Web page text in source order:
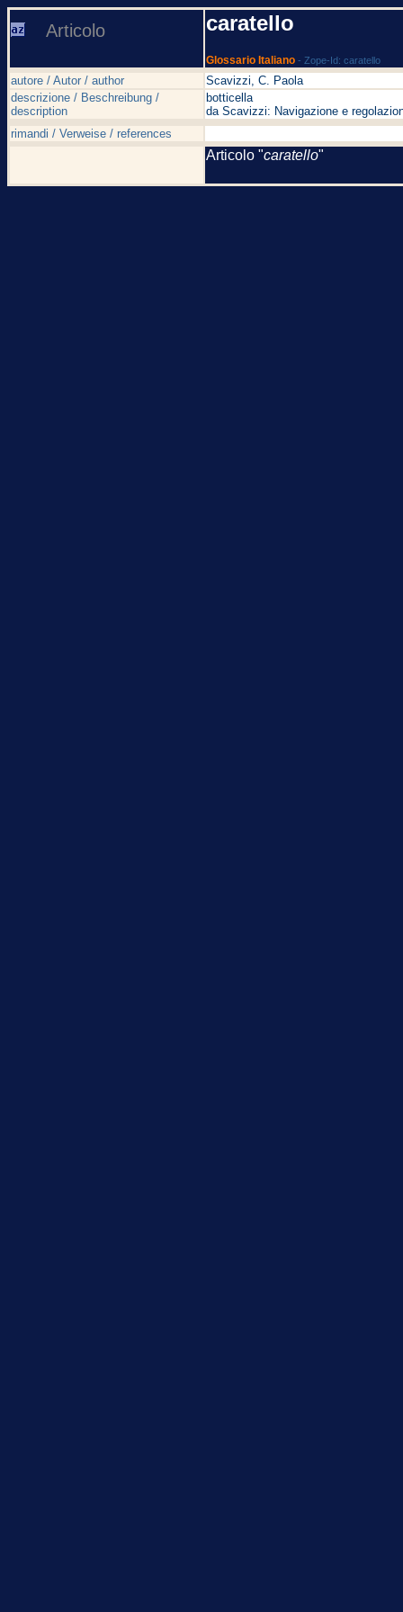
Articolo caratello
Glossario Italiano - Zope-Id: caratello
autore / Autor / author
Scavizzi, C. Paola
descrizione / Beschreibung /
description
botticella
da Scavizzi: Navigazione e
rimandi / Verweise / references
Articolo "caratello"